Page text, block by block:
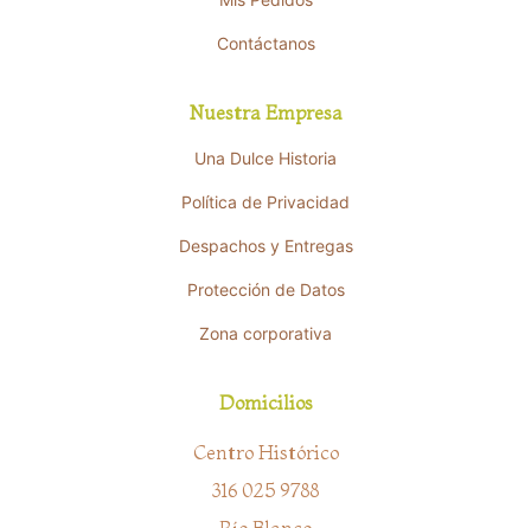
Contáctanos
Nuestra Empresa
Una Dulce Historia
Política de Privacidad
Despachos y Entregas
Protección de Datos
Zona corporativa
Domicilios
Centro Histórico
316 025 9788